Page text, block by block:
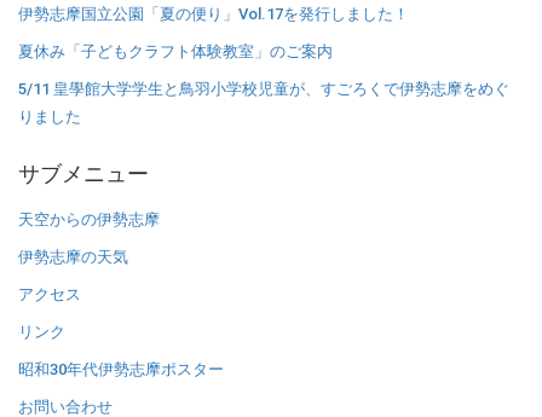
伊勢志摩国立公園「夏の便り」Vol.17を発行しました！
夏休み「子どもクラフト体験教室」のご案内
5/11 皇學館大学学生と鳥羽小学校児童が、すごろくで伊勢志摩をめぐ
りました
サブメニュー
天空からの伊勢志摩
伊勢志摩の天気
アクセス
リンク
昭和30年代伊勢志摩ポスター
お問い合わせ